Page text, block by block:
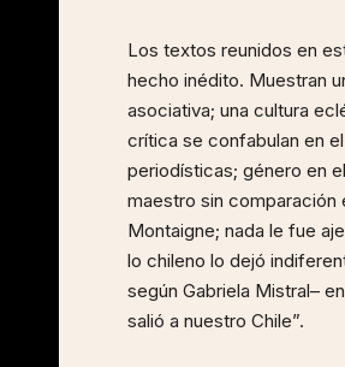
Los textos reunidos en
hecho inédito. Muestran
asociativa; una cultura
crítica se confabulan en
periodísticas; género en
maestro sin comparación
Montaigne; nada le fue
lo chileno lo dejó
según Gabriela Mistral–
salió a nuestro Chile”.